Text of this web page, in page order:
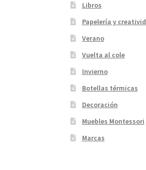
Libros
Papelería y
Verano
Vuelta al cole
Invierno
Botellas térmicas
Decoración
Muebles Montessori
Marcas